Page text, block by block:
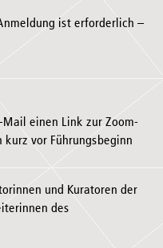
ist erforderlich –
einen Link zur Zoom-
vor Führungsbeginn
und Kuratoren der
des